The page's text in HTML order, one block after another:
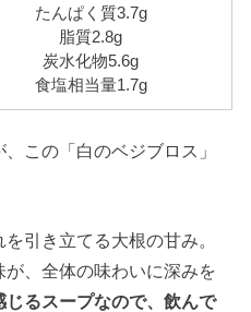
たんぱく質3.7g
脂質2.8g
炭水化物5.6g
食塩相当量1.7g
この「白のベジブロス」
引き立てる大根の甘み。
、全体の味わいに深みを
じるスープなので、飲んで